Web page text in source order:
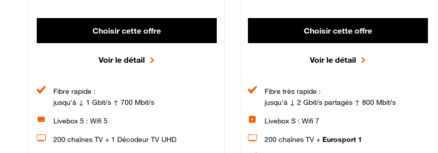
Choisir cette offre
Voir le détail
Fibre rapide :
jusqu'à ↓ 1 Gbit/s ↑ 700 Mbit/s
Livebox 5 : Wifi 5
200 chaînes TV + 1 Décodeur TV UHD
Choisir cette offre
Voir le détail
Fibre très rapide :
jusqu'à ↓ 2 Gbit/s partagés ↑ 800 Mbit/s
Livebox S : Wifi 7
200 chaînes TV + Eurosport 1